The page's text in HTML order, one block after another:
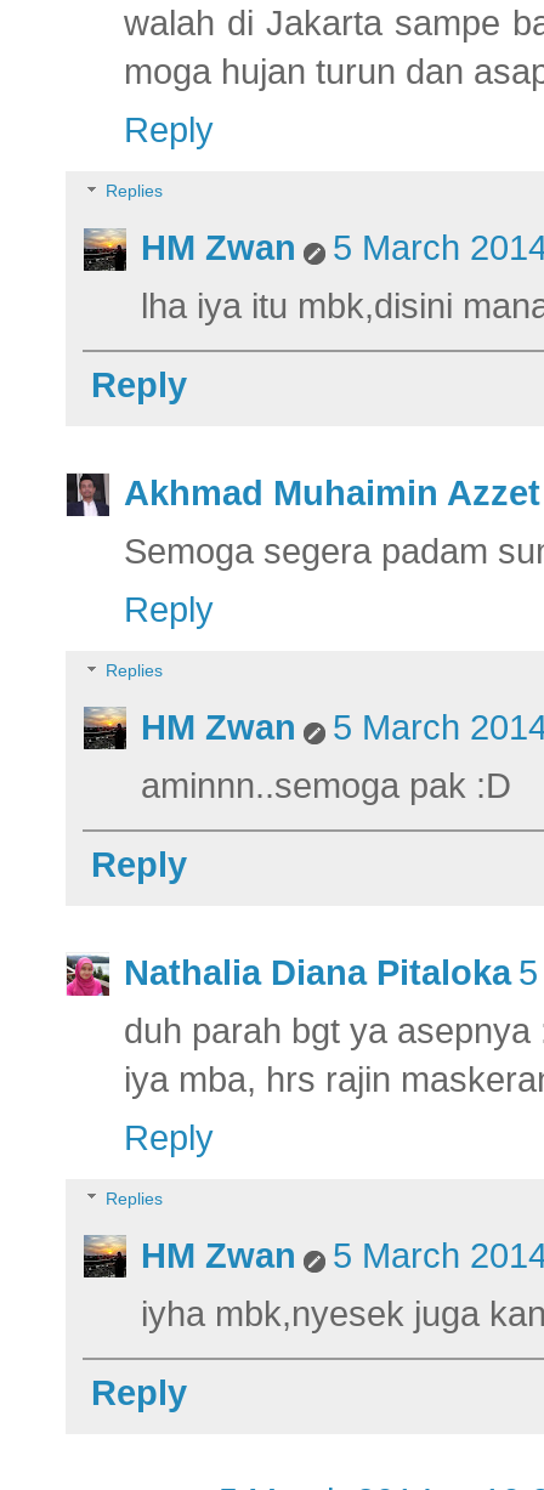
walah di Jakarta sampe
moga hujan turun dan
Reply
Replies
HM Zwan
5 March
lha iya itu mbk,disini
Reply
Akhmad Muhaimin Azzet
Semoga segera padam
Reply
Replies
HM Zwan
5 March
aminnn..semoga pak :D
Reply
Nathalia Diana Pitaloka
duh parah bgt ya asepnya
iya mba, hrs rajin
Reply
Replies
HM Zwan
5 March
iyha mbk,nyesek juga
Reply